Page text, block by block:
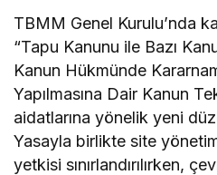
TBMM Genel Kurulu’nda
“Tapu Kanunu ile Bazı
Kanun Hükmünde
Yapılmasına Dair Kanun
aidatlarına yönelik yeni
Yasayla birlikte site
yetkisi sınırlandırılırken,